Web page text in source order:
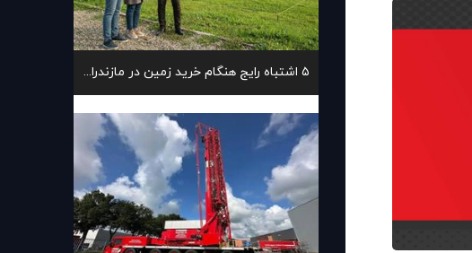
۵ اشتباه رایج هنگام خرید زمین در مازندران